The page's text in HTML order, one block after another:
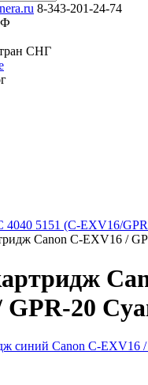
8-343-201-24-74
СНГ
4040 5151 (C-EXV16/
Canon C-EXV16 /
GPR-20